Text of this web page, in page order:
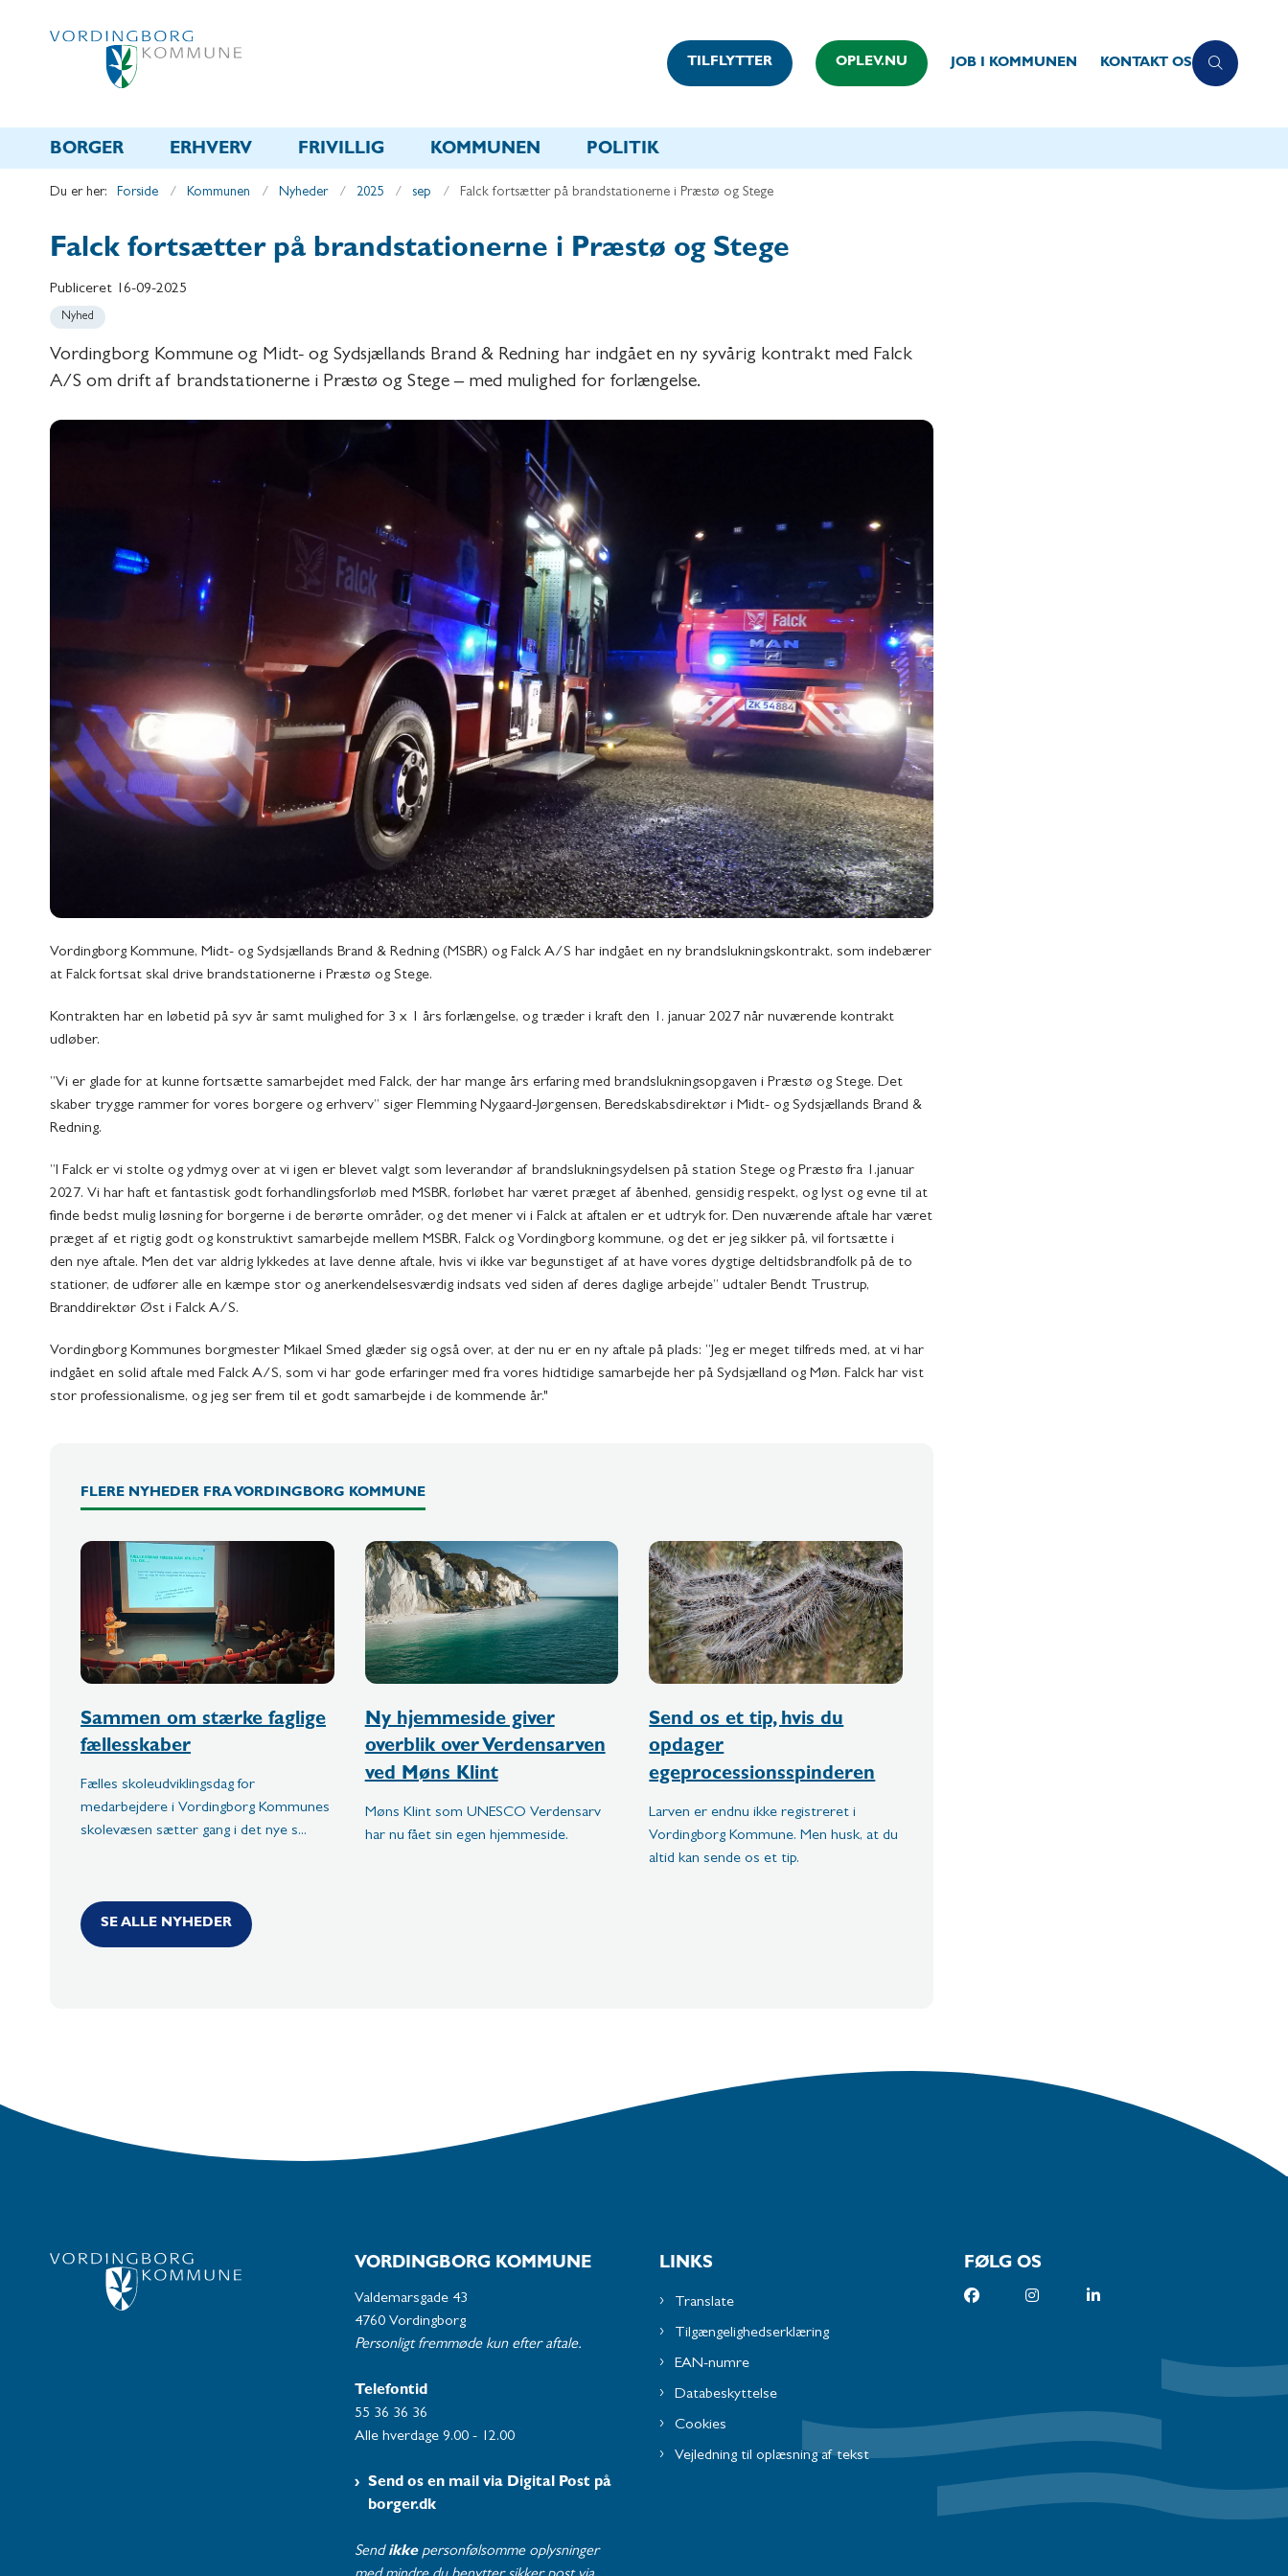
TILFLYTTER OPLEV.NU JOB I KOMMUNEN KONTAKT OS
BORGER ERHVERV FRIVILLIG KOMMUNEN POLITIK
Du er her: Forside Kommunen Nyheder 2025 sep Falck fortsætter på brandstationerne i Præstø og Stege
Falck fortsætter på brandstationerne i Præstø og Stege
Publiceret 16-09-2025
Nyhed
Vordingborg Kommune og Midt- og Sydsjællands Brand & Redning har indgået en ny syvårig kontrakt med Falck
A/S om drift af brandstationerne i Præstø og Stege – med mulighed for forlængelse.
Vordingborg Kommune, Midt- og Sydsjællands Brand & Redning (MSBR) og Falck A/S har indgået en ny brandslukningskontrakt, som indebærer
at Falck fortsat skal drive brandstationerne i Præstø og Stege.
Kontrakten har en løbetid på syv år samt mulighed for 3 x 1 års forlængelse, og træder i kraft den 1. januar 2027 når nuværende kontrakt
udløber.
”Vi er glade for at kunne fortsætte samarbejdet med Falck, der har mange års erfaring med brandslukningsopgaven i Præstø og Stege. Det
skaber trygge rammer for vores borgere og erhverv” siger Flemming Nygaard-Jørgensen, Beredskabsdirektør i Midt- og Sydsjællands Brand &
Redning.
”I Falck er vi stolte og ydmyg over at vi igen er blevet valgt som leverandør af brandslukningsydelsen på station Stege og Præstø fra 1.januar
2027. Vi har haft et fantastisk godt forhandlingsforløb med MSBR, forløbet har været præget af åbenhed, gensidig respekt, og lyst og evne til at
finde bedst mulig løsning for borgerne i de berørte områder, og det mener vi i Falck at aftalen er et udtryk for. Den nuværende aftale har været
præget af et rigtig godt og konstruktivt samarbejde mellem MSBR, Falck og Vordingborg kommune, og det er jeg sikker på, vil fortsætte i
den nye aftale. Men det var aldrig lykkedes at lave denne aftale, hvis vi ikke var begunstiget af at have vores dygtige deltidsbrandfolk på de to
stationer, de udfører alle en kæmpe stor og anerkendelsesværdig indsats ved siden af deres daglige arbejde” udtaler Bendt Trustrup,
Branddirektør Øst i Falck A/S.
Vordingborg Kommunes borgmester Mikael Smed glæder sig også over, at der nu er en ny aftale på plads: ”Jeg er meget tilfreds med, at vi har
indgået en solid aftale med Falck A/S, som vi har gode erfaringer med fra vores hidtidige samarbejde her på Sydsjælland og Møn. Falck har vist
stor professionalisme, og jeg ser frem til et godt samarbejde i de kommende år."
FLERE NYHEDER FRA VORDINGBORG KOMMUNE
Sammen om stærke faglige
fællesskaber
Fælles skoleudviklingsdag for
medarbejdere i Vordingborg Kommunes
skolevæsen sætter gang i det nye s...
Ny hjemmeside giver
overblik over Verdensarven
ved Møns Klint
Møns Klint som UNESCO Verdensarv
har nu fået sin egen hjemmeside.
Send os et tip, hvis du
opdager
egeprocessionsspinderen
Larven er endnu ikke registreret i
Vordingborg Kommune. Men husk, at du
altid kan sende os et tip.
SE ALLE NYHEDER
VORDINGBORG KOMMUNE
Valdemarsgade 43
4760 Vordingborg
Personligt fremmøde kun efter aftale.
Telefontid
55 36 36 36
Alle hverdage 9.00 - 12.00
Send os en mail via Digital Post på
borger.dk
Send ikke personfølsomme oplysninger
LINKS
Translate
Tilgængelighedserklæring
EAN-numre
Databeskyttelse
Cookies
Vejledning til oplæsning af tekst
FØLG OS